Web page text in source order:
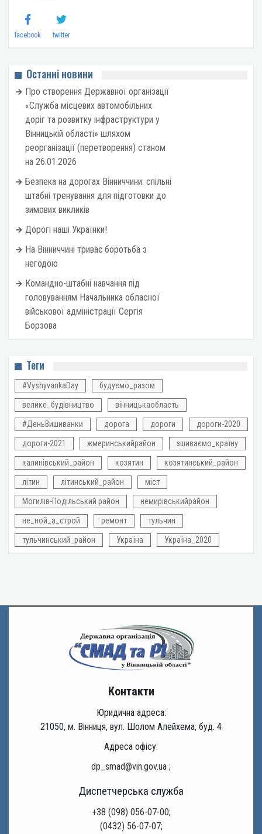
facebook twitter
Останні новини
Про створення Державної організації
«Служба місцевих автомобільних
доріг та розвитку інфраструктури у
Вінницькій області» шляхом
реорганізації (перетворення) станом
на 26.01.2026
Безпека на дорогах Вінниччини: спільні
штабні тренування для підготовки до
зимових викликів
Дорогі наші Українки!
На Вінниччині триває боротьба з
негодою
Командно-штабні навчання під
головуванням Начальника обласної
військової адміністрації Сергія
Борзова
Теги
#VyshyvankaDay будуємо_разом
велике_будівництво вінницькаобласть
#ДеньВишиванки дорога дороги дороги-2020
дороги-2021 жмеринськийрайон зшиваємо_країну
калинівський_район козятин козятинський_район
літин літинський_район міст
Могилів-Подільський район немирівськийрайон
не_ной_а_строй ремонт тульчин
тульчинський_район Україна Україна_2020
Контакти
Юридична адреса:
21050, м. Вінниця, вул. Шолом Алейхема, буд. 4
Адреса офісу:
dp_smad@vin.gov.ua ;
Диспетчерська служба
+38 (098) 056-07-00;
(0432) 56-07-07;